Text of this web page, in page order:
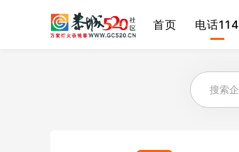
首页 电话114